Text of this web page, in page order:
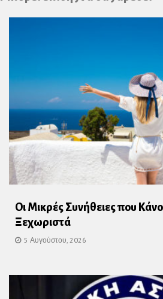
Οι Μικρές Συνήθειες που
Ξεχωριστά
5 Αυγούστου, 2026